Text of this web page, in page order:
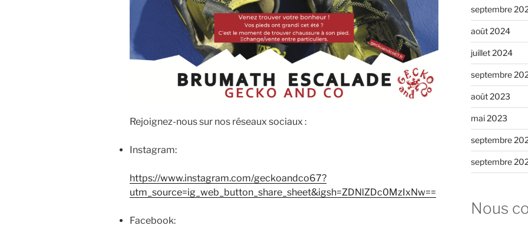
Rejoignez-nous sur nos réseaux sociaux :
Instagram:
https://www.instagram.com/geckoandco67?
utm_source=ig_web_button_share_sheet&igsh=ZDNlZDc0MzIxNw==
Facebook:
septembre
août 2024
juillet 2024
septembre
août 2023
mai 2023
septembre
septembre
Nous